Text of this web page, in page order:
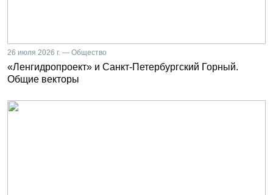
26 июля 2026 г. — Общество
«Ленгидропроект» и Санкт-Петербургский Горный.
Общие векторы